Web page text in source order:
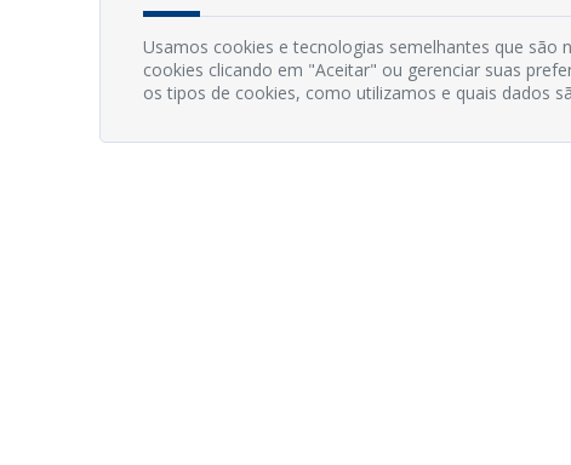
Usamos cookies e tecnologias semelhantes que são
cookies clicando em "Aceitar" ou gerenciar suas
os tipos de cookies, como utilizamos e quais dados